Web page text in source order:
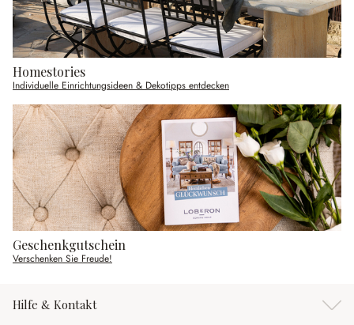
Homestories
Individuelle Einrichtungsideen & Dekotipps entdecken
Geschenkgutschein
Verschenken Sie Freude!
Hilfe & Kontakt